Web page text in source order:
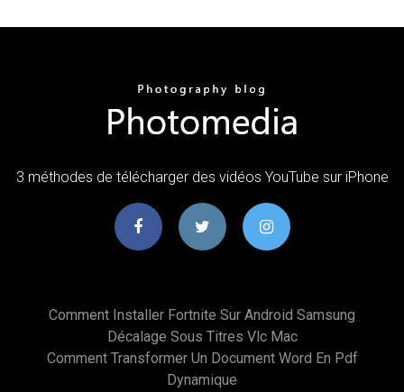
3 méthodes de télécharger des vidéos YouTube sur iPhone
Comment Installer Fortnite Sur Android Samsung
Décalage Sous Titres Vlc Mac
Comment Transformer Un Document Word En Pdf
Dynamique